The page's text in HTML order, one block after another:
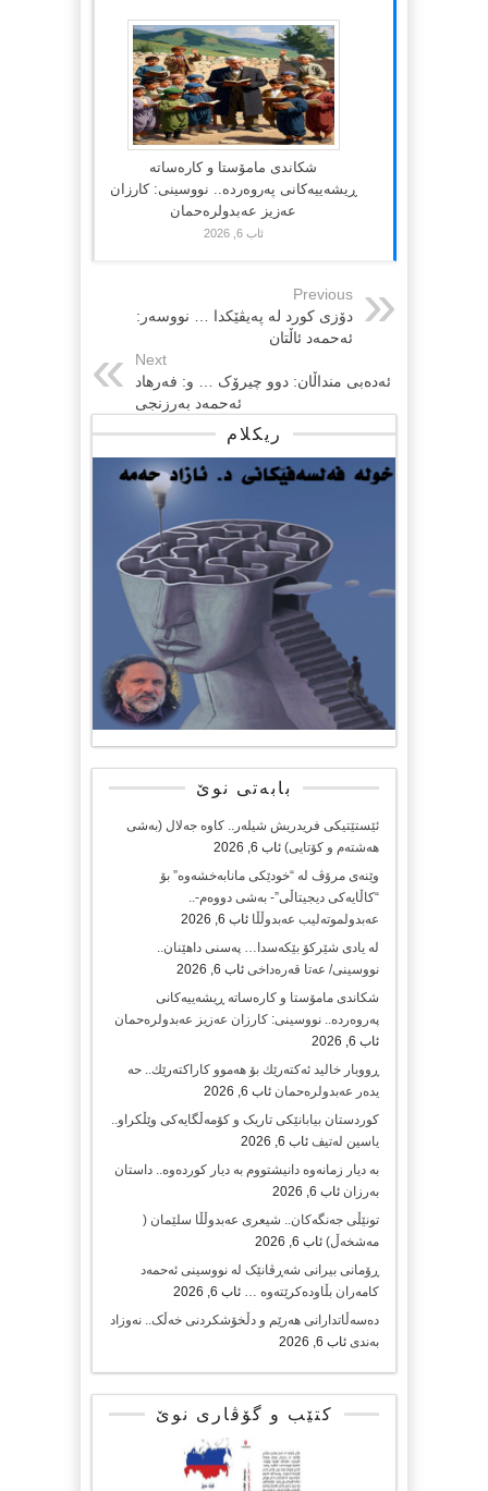
شکاندی مامۆستا و کارەساتە
ڕیشەییەکانی پەروەردە.. نووسینی: کارزان
عەزیز عەبدولرەحمان
ئاب 6, 2026
Previous
دۆزی کورد لە پەیڤێکدا … نووسەر:
ئەحمەد ئاڵتان
Next
ئەدەبی منداڵان: دوو چیرۆک … و: فەرهاد
ئەحمەد بەرزنجی
ریکلام
بابەتی نوێ
ئێستێتیکی فریدریش شیلەر.. کاوە جەلال (بەشی
هەشتەم و کۆتایی) ئاب 6, 2026
وێنەی مرۆڤ لە “خودێکی مانابەخشەوە” بۆ
“کاڵایەکی دیجیتاڵی”- بەشی دووەم-..
عەبدولموتەلیب عەبدوڵڵا ئاب 6, 2026
لە یادی شێرکۆ بێکەسدا… پەسنی داهێنان..
نووسینی/ عەتا قەرەداخی ئاب 6, 2026
شکاندی مامۆستا و کارەساتە ڕیشەییەکانی
پەروەردە.. نووسینی: کارزان عەزیز عەبدولرەحمان
ئاب 6, 2026
ڕووبار خالید ئەكتەرێك بۆ هەموو كاراكتەرێك.. حه
یدەر عەبدولرەحمان ئاب 6, 2026
کوردستان بیابانێکی تاریک و کۆمەڵگایەکی وێڵکراو..
یاسین لەتیف ئاب 6, 2026
بە دیار زمانەوە دانیشتووم بە دیار کوردەوە.. داستان
بەرزان ئاب 6, 2026
تونێڵی جەنگەکان.. شیعری عەبدوڵڵا سلێمان (
مەشخەڵ) ئاب 6, 2026
ڕۆمانی بیرانی شەڕڤانێک لە نووسینی ئەحمەد
کامەران بڵاودەکرێتەوە … ئاب 6, 2026
دەسەڵاتدارانی هەرێم و دڵخۆشکردنی خەڵک.. نەوزاد
بەندی ئاب 6, 2026
کتێب و گۆڤاری نوێ